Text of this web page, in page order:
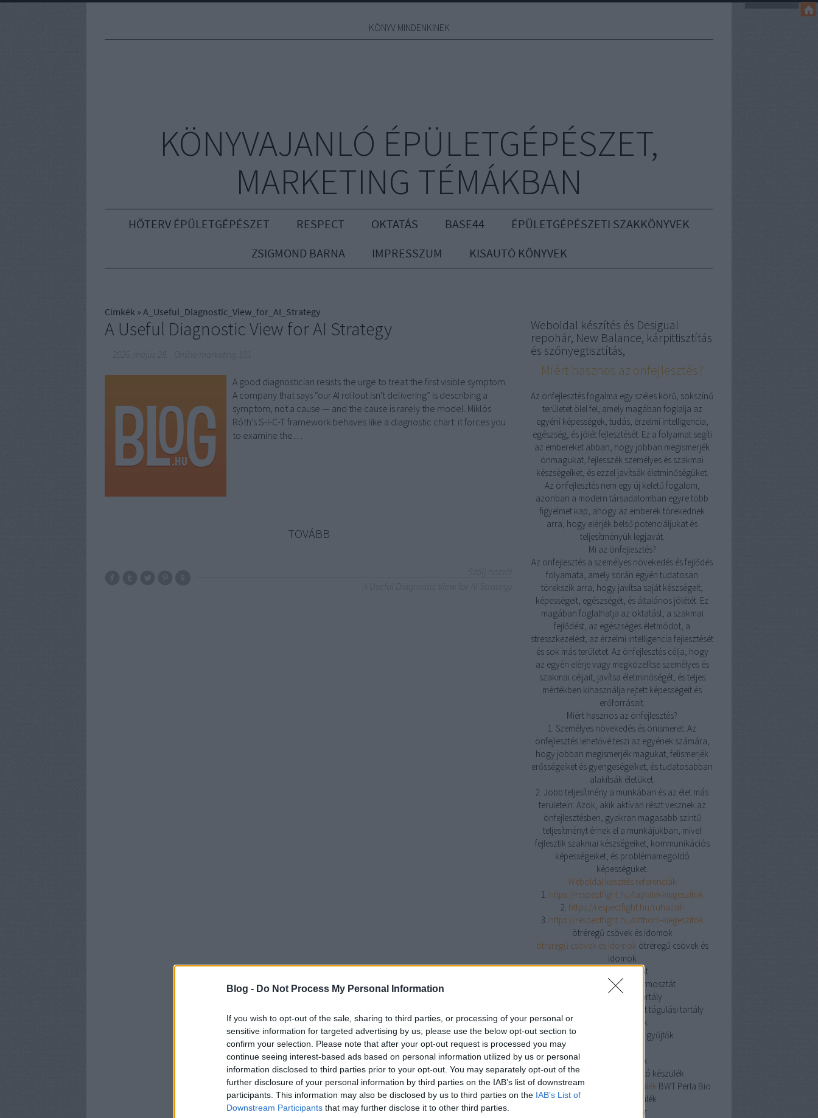
Blog - Do Not Process My Personal Information
If you wish to opt-out of the sale, sharing to third parties, or processing of your personal or
sensitive information for targeted advertising by us, please use the below opt-out section to
confirm your selection. Please note that after your opt-out request is processed you may
continue seeing interest-based ads based on personal information utilized by us or personal
information disclosed to third parties prior to your opt-out. You may separately opt-out of the
further disclosure of your personal information by third parties on the IAB’s list of downstream
participants. This information may also be disclosed by us to third parties on the IAB’s List of
Downstream Participants that may further disclose it to other third parties.
KÖNYV MINDENKINEK
KÖNYVAJANLÓ ÉPÜLETGÉPÉSZET,
MARKETING TÉMÁKBAN
HŐTERV ÉPÜLETGÉPÉSZET RESPECT OKTATÁS BASE44
ÉPÜLETGÉPÉSZETI SZAKKÖNYVEK
ZSIGMOND BARNA
IMPRESSZUM KISAUTÓ KÖNYVEK
Címkék » A_Useful_Diagnostic_View_for_AI_Strategy
A Useful Diagnostic View for AI Strategy
A good diagnostician resists the urge to treat the first visible symptom.
A company that says “our AI rollout isn't delivering” is describing a
symptom, not a cause — and the cause is rarely the model. Miklós
Róth's S-I-C-T framework behaves like a diagnostic chart: it forces you
to examine the…
TOVÁBB
Weboldal készítés és Desigual
repohár, New Balance, kárpittisztítás
és szőnyegtisztítás,
Miért hasznos az önfejlesztés?
Az önfejlesztés fogalma egy széles körű, sokszínű
területet ölel fel, amely magában foglalja az
egyéni képességek, tudás, érzelmi intelligencia,
egészség, és jólét fejlesztését. Ez a folyamat segíti
az embereket abban, hogy jobban megismerjék
önmagukat, fejlesszék személyes és szakmai
készségeiket, és ezzel javítsák életminőségüket.
Az önfejlesztés nem egy új keletű fogalom,
azonban a modern társadalomban egyre több
figyelmet kap, ahogy az emberek törekednek
arra, hogy elérjék belső potenciáljukat és
teljesítményük legjavát.
Mi az önfejlesztés?
Az önfejlesztés a személyes növekedés és fejlődés
folyamata, amely során egyén tudatosan
törekszik arra, hogy javítsa saját készségeit,
képességeit, egészségét, és általános jólétét. Ez
magában foglalhatja az oktatást, a szakmai
fejlődést, az egészséges életmódot, a
stresszkezelést, az érzelmi intelligencia fejlesztését
és sok más területet. Az önfejlesztés célja, hogy
az egyén elérje vagy megközelítse személyes és
szakmai céljait, javítsa életminőségét, és teljes
mértékben kihasználja rejtett képességeit és
erőforrásait.
Miért hasznos az önfejlesztés?
1. Személyes növekedés és önismeret: Az
önfejlesztés lehetővé teszi az egyének számára,
hogy jobban megismerjék magukat, felismerjék
erősségeiket és gyengeségeiket, és tudatosabban
alakítsák életüket.
2. Jobb teljesítmény a munkában és az élet más
területein: Azok, akik aktívan részt vesznek az
önfejlesztésben, gyakran magasabb szintű
teljesítményt érnek el a munkájukban, mivel
fejlesztik szakmai készségeiket, kommunikációs
képességeiket, és problémamegoldó
képességüket.
Weboldal készítés referenciák
1. https://respectfight.hu/taplalekkiegeszitok
2. https://respectfight.hu/ruhazat-
3. https://respectfight.hu/otthoni-kiegeszitok
ötréregű csövek és idomok
ötréregű csövek és idomok ötréregű csövek és
idomok
csőtermosztát
csőtermosztátcsőtermosztát
nyitott tágulási tartály
nyitott tágulási tartály
osztó gyűjtők
osztó gyűjtők
osztó gyűjtők
knipex
BWT Perla Bio vízlágyító készülék
BWT Perla Bio vízlágyító készülék BWT Perla Bio
vízlágyító készülék
rothenberger